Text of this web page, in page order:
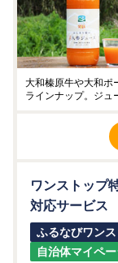
大和榛原牛や大和ポ
ラインナップ。ジュ
ワンストップ
対応サービス
ふるなびワン
自治体マイペ